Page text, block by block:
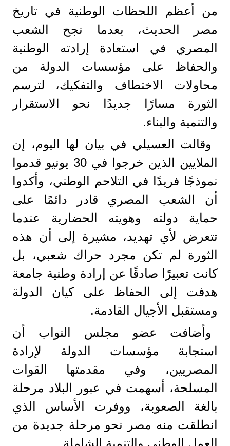
من أعظم اللحظات الوطنية في تاريخ
مصر الحديث، بعدما نجح الشعب
المصري في استعادة إرادته الوطنية
والحفاظ على مؤسسات الدولة من
محاولات الاختطاف والتفكيك، لترسم
الثورة مسارًا جديدًا نحو الاستقرار
والتنمية والبناء.
وقالت العسيلي في بيان لها اليوم، إن
الملايين الذين خرجوا في 30 يونيو قدموا
نموذجًا فريدًا في التلاحم الوطني، وأكدوا
أن الشعب المصري قادر دائمًا على
حماية دولته وهويته الحضارية عندما
تتعرض لأي تهديد، مشيرة إلى أن هذه
الثورة لم تكن مجرد حراك شعبي، بل
كانت تعبيرًا صادقًا عن إرادة وطنية جامعة
هدفت إلى الحفاظ على كيان الدولة
ومستقبل الأجيال القادمة.
وأضافت عضو مجلس النواب أن
استجابة مؤسسات الدولة لإرادة
المصريين، وفي مقدمتها القوات
المسلحة، أسهمت في عبور البلاد مرحلة
بالغة الصعوبة، ووفرت الأساس الذي
انطلقت منه مصر نحو مرحلة جديدة من